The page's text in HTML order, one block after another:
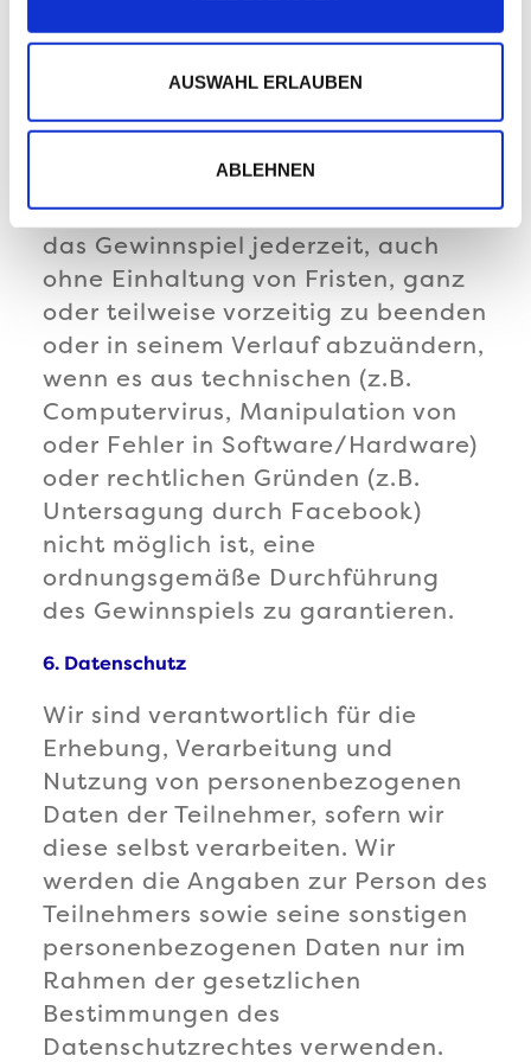
Wir verwenden Cookies, um Inhalte und Anzeigen zu
personalisieren, Funktionen für soziale Medien anbieten
analysieren. Außerdem geben wir Informationen zu Ihrer
Verwendung unserer Website an unsere Partner für
Partner führen diese Informationen möglicherweise mit
weiteren Daten zusammen, die Sie ihnen bereitgestellt
haben oder die sie im Rahmen Ihrer Nutzung der Dienste
AUSWAHL ERLAUBEN
ABLEHNEN
ausgeschlossenen Teilnehmer um
einen bereits ausgelosten
Gewinner, kann der Gewinn
5. Vorzeitige Beendigung sowie Änderungen
Wir behalten uns das Recht vor,
das Gewinnspiel jederzeit, auch
ohne Einhaltung von Fristen, ganz
oder teilweise vorzeitig zu beenden
oder in seinem Verlauf abzuändern,
wenn es aus technischen (z.B.
Computervirus, Manipulation von
oder Fehler in Software/Hardware)
oder rechtlichen Gründen (z.B.
Untersagung durch Facebook)
nicht möglich ist, eine
ordnungsgemäße Durchführung
des Gewinnspiels zu garantieren.
6. Datenschutz
Wir sind verantwortlich für die
Erhebung, Verarbeitung und
Nutzung von personenbezogenen
Daten der Teilnehmer, sofern wir
diese selbst verarbeiten. Wir
werden die Angaben zur Person des
Teilnehmers sowie seine sonstigen
personenbezogenen Daten nur im
Rahmen der gesetzlichen
Bestimmungen des
Datenschutzrechtes verwenden.